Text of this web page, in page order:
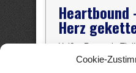
Cookie-
Heartbound
Herz
Heißer Romantic